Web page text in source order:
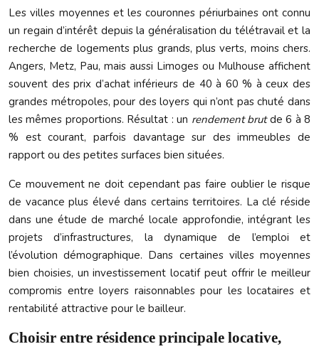
Les villes moyennes et les couronnes périurbaines ont connu
un regain d’intérêt depuis la généralisation du télétravail et la
recherche de logements plus grands, plus verts, moins chers.
Angers, Metz, Pau, mais aussi Limoges ou Mulhouse affichent
souvent des prix d’achat inférieurs de 40 à 60 % à ceux des
grandes métropoles, pour des loyers qui n’ont pas chuté dans
les mêmes proportions. Résultat : un rendement brutde 6 à 8
% est courant, parfois davantage sur des immeubles de
rapport ou des petites surfaces bien situées.
Ce mouvement ne doit cependant pas faire oublier le risque
de vacance plus élevé dans certains territoires. La clé réside
dans une étude de marché locale approfondie, intégrant les
projets d’infrastructures, la dynamique de l’emploi et
l’évolution démographique. Dans certaines villes moyennes
bien choisies, un investissement locatif peut offrir le meilleur
compromis entre loyers raisonnables pour les locataires et
rentabilité attractive pour le bailleur.
Choisir entre résidence principale locative,